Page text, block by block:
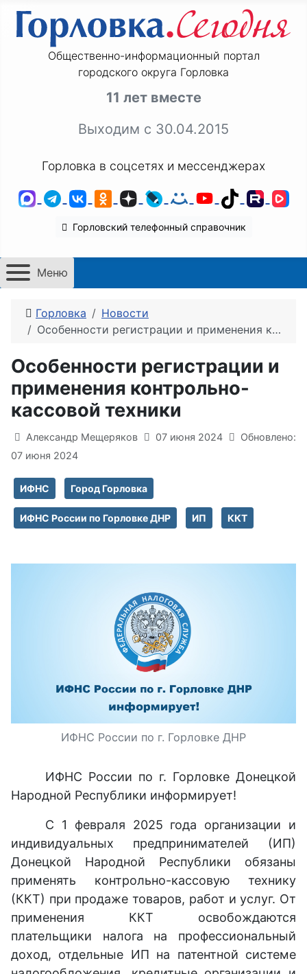
Общественно-информационный портал
городского округа Горловка
11 лет вместе
Выходим с 30.04.2015
Горловка в соцсетях и мессенджерах
MAXTelegram
ВКонтакте
Одноклассники
ДзенLiveJournal
Мой Мир
YouTube
TikTok
Горловский телефонный справочник
Меню
Горловка
Новости
Особенности регистрации и применения контрольно-кассовой техники
Особенности регистрации и
применения контрольно-
кассовой техники
Информация о материале
Александр Мещеряков 07 июня 2024
Обновлено:
07 июня 2024
ИФНС Город Горловка
ИФНС России по Горловке ДНР ИП ККТ
ИФНС России по г. Горловке ДНР
ИФНС России по г. Горловке Донецкой
Народной Республики информирует!
С 1 февраля 2025 года организации и
индивидуальных предпринимателей (ИП)
Донецкой Народной Республики обязаны
применять контрольно-кассовую технику
(ККТ) при продаже товаров, работ и услуг. От
применения ККТ освобождаются
плательщики налога на профессиональный
доход, отдельные ИП на патентной системе